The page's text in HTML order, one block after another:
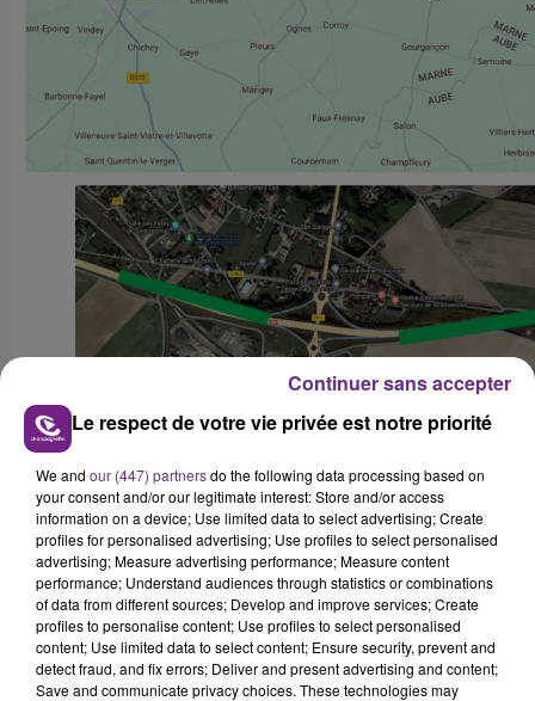
Rond-point direction Couvrot à Vitry-le-François (N44 /
N4) : Blocage du rond-point organisé par les jeunes
agriculteurs à partir de 16h vendredi 26 janvier pour une
durée de 24 heures.
Le respect de votre vie privée est notre priorité
We and our (447) partnersdo the following data processing based on
your consent and/or our legitimate interest: Store and/or access
information on a device; Use limited data to select advertising; Create
profiles for personalised advertising; Use profiles to select personalised
advertising; Measure advertising performance; Measure content
performance; Understand audiences through statistics or combinations
of data from different sources; Develop and improve services; Create
profiles to personalise content; Use profiles to select personalised
content; Use limited data to select content; Ensure security, prevent and
detect fraud, and fix errors; Deliver and present advertising and content;
Save and communicate privacy choices. These technologies may
Continuer sans accepter